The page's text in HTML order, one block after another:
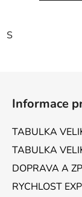
S
Informace
TABULKA
TABULKA
DOPRAVA A
RYCHLOST